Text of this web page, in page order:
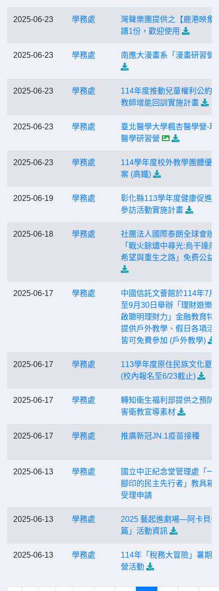
2025-06-23 學務處
灣聲樂團提供之【鹿港映象
譜1份，歡迎使用
2025-06-23 學務處 南應大漫畫系「漫畫研習營
2025-06-23 學務處
114年度推動兒童權利公約
教師增能回訓實施計畫
2025-06-23 學務處
臺北醫學大學楓杏醫學營-現
醫學研習營
2025-06-23 學務處
114學年度校外教學團體優
案 (高鐵)
2025-06-19 學務處
彰化縣113學年度健康促進
參訪活動實施計畫
2025-06-18 學務處
社團法人國際泰朗全球會辦
「戰火餘燼中尋光:烏干達前
希望與重生之路」免费公益
2025-06-17 學務處
中國信託文薈館於114年7月
至9月30日舉辦「理財遊樂
啟聰明理財力」金融教育特
提供戶外教學、假日各項活
皆可免費參加 (戶外教學)
2025-06-17 學務處
113學年度原住民族文化夏
(校內報名至6/23截止)
2025-06-17 學務處
轉知衛生福利部提供之預防
害衛教宣導素材
2025-06-17 學務處 推廣新冠JN.1疫苗接種
2025-06-13 學務處
國立中正紀念堂管理處「一
腳印的民主先行者」教具箱
受理申請
2025-06-13 學務處
2025 藝起進劇場—阿卡貝拉
篇」活動資訊
2025-06-13 學務處
114年「稅務大冒險」暑期
營活動